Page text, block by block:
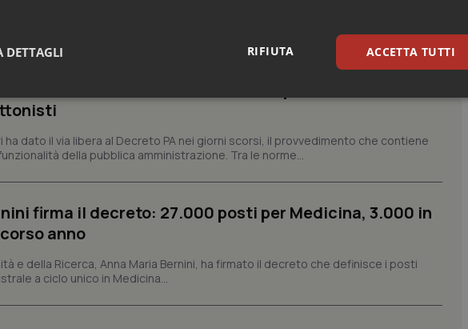
commissario per smaltire le scorte Covid, le liste
al Siveas e il controllo sulle agende di prenotazione
Saltano l’aumento delle tariffe ospedaliere e la
ha dato il via libera al Decreto PA nei giorni scorsi, il provvedimento che contiene
della pubblica amministrazione. Tra le norme...
firma il decreto: 27.000 posti per Medicina, 3.000 in
anno
e della Ricerca, Anna Maria Bernini, ha firmato il decreto che definisce i posti
a ciclo unico in Medicina...
ACCETTA TUTTI
RIFIUTA
DETTAGLI
Statistici Marketing
Necessari Statistici Marketing
contribuiscono a rendere fruibile il sito web abilitandone funzionalità di base quali la navigazione sulle pagine
Fornitore /Dominio
YouTube
5 mesi 4
Questo cookie viene utilizzato per memorizzare le